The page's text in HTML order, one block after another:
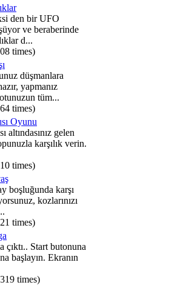
den bir UFO
ve beraberinde
d...
times)
düşmanlara
yapmanız
tüm...
times)
Oyunu
altındasınız gelen
karşılık verin.
times)
boşluğunda karşı
kozlarınızı
times)
çıktı.. Start butonuna
başlayın. Ekranın
times)